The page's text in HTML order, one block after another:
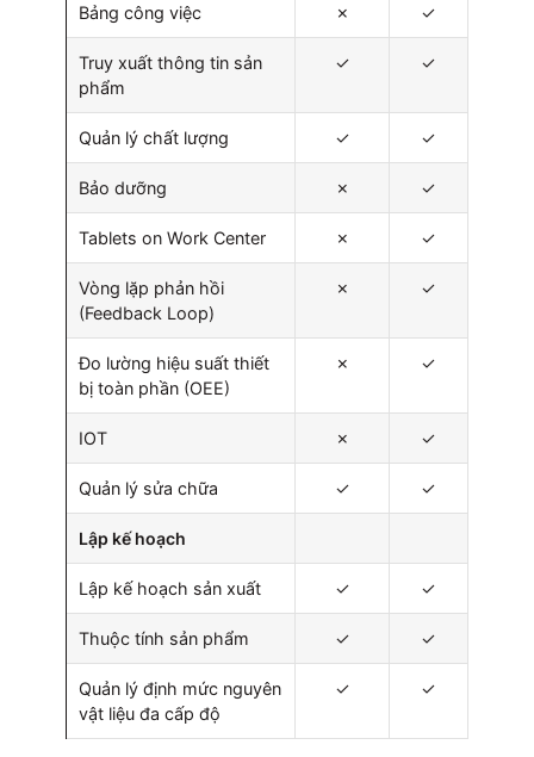
Bảng công việc ✗ ✓
Truy xuất thông tin sản
phẩm
✓ ✓
Quản lý chất lượng ✓ ✓
Bảo dưỡng ✗ ✓
Tablets on Work Center ✗ ✓
Vòng lặp phản hồi
(Feedback Loop)
✗ ✓
Đo lường hiệu suất thiết
bị toàn phần (OEE)
✗ ✓
IOT ✗ ✓
Quản lý sửa chữa ✓ ✓
Lập kế hoạch
Lập kế hoạch sản xuất ✓ ✓
Thuộc tính sản phẩm ✓ ✓
Quản lý định mức nguyên
vật liệu đa cấp độ
✓ ✓